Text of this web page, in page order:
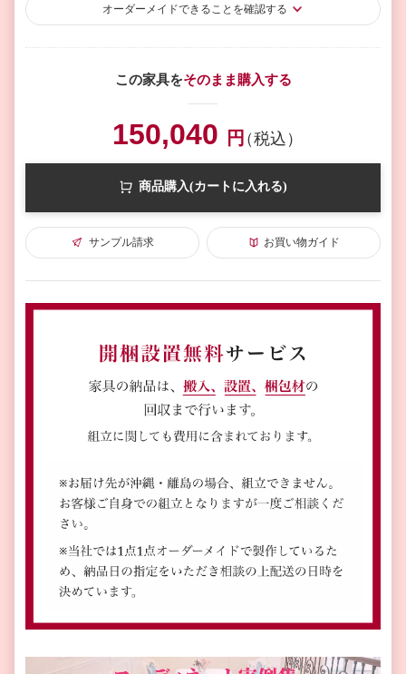
オーダーメイドできることを確認する
この家具をそのまま購入する
150,040 円（税込）
商品購入(カートに入れる)
サンプル請求 お買い物ガイド